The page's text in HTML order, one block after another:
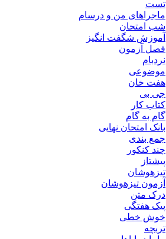
تست
ماجراهای من و درسام
شب امتحان
آموزش شگفت انگیز
فصل آزمون
نردبام
موضوعی
هفت خان
جی بی
کتاب کار
گام به گام
بانک امتحان نهایی
جمع بندی
چند کنکور
پیشتاز
تیزهوشان
آزمون تیزهوشان
درک متن
پیک هفتگی
خوش خطی
تربچه